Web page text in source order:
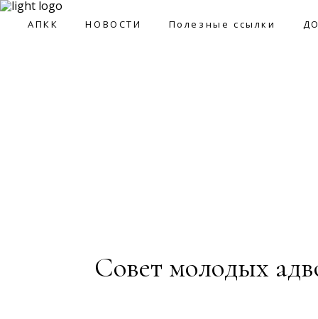
АПКК НОВОСТИ Полезные ссылки
Совет молодых